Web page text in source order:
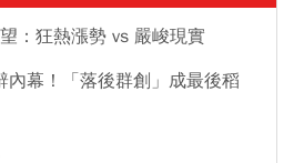
：狂熱漲勢 vs 嚴峻現實
內幕！「落後群創」成最後稻